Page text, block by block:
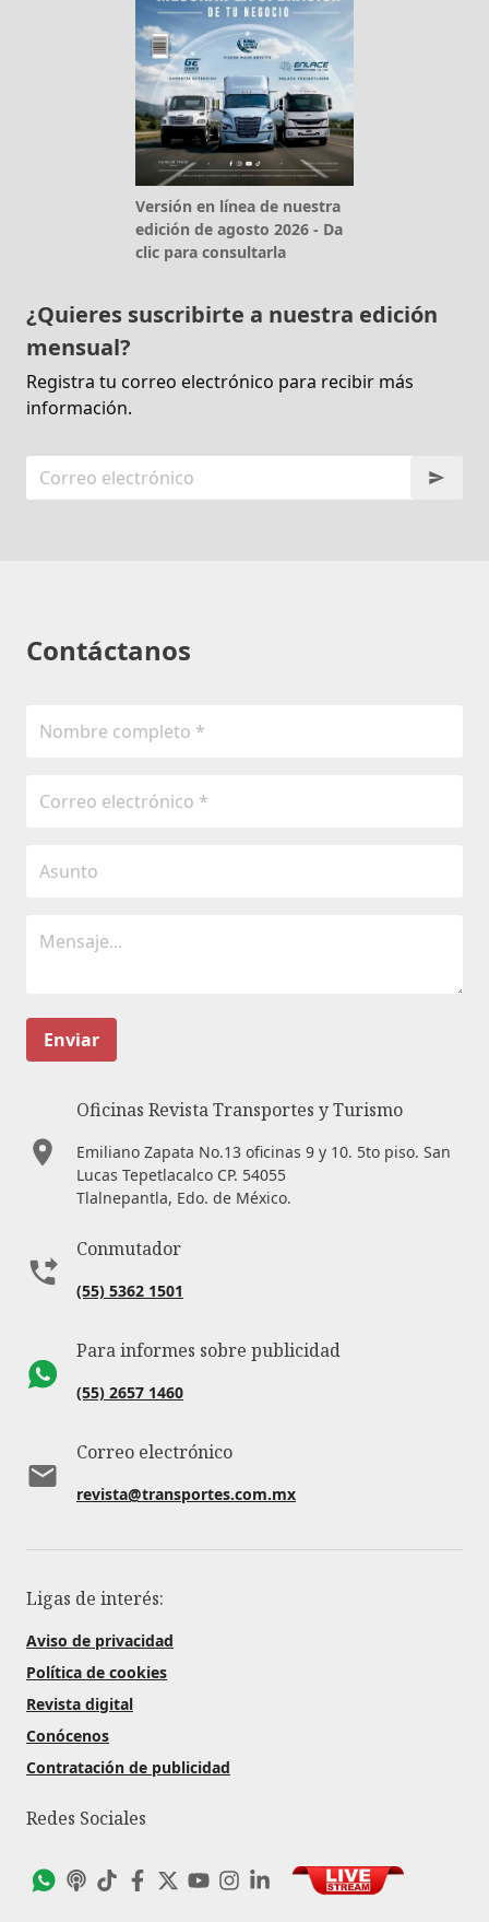
Versión en línea de nuestra
edición de agosto 2026 - Da
clic para consultarla
¿Quieres suscribirte a nuestra edición
mensual?
Registra tu correo electrónico para recibir más
información.
Contáctanos
Enviar
Oficinas Revista Transportes y Turismo
Emiliano Zapata No.13 oficinas 9 y 10. 5to piso. San
Lucas Tepetlacalco CP. 54055
Tlalnepantla, Edo. de México.
Conmutador
(55) 5362 1501
Para informes sobre publicidad
(55) 2657 1460
Correo electrónico
revista@transportes.com.mx
Ligas de interés:
Aviso de privacidad
Política de cookies
Revista digital
Conócenos
Contratación de publicidad
Redes Sociales